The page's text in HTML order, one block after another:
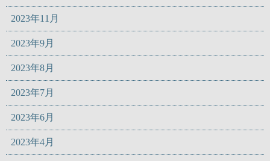
2023年11月
2023年9月
2023年8月
2023年7月
2023年6月
2023年4月